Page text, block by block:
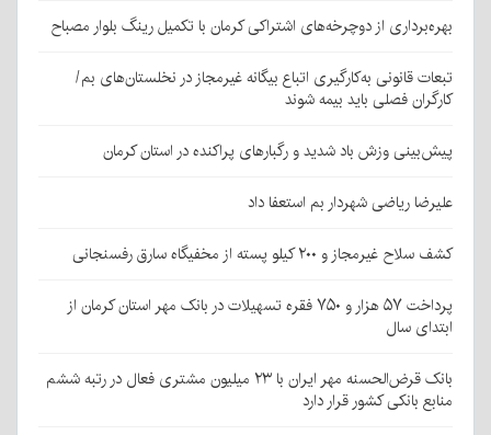
بهره‌برداری از دوچرخه‌های اشتراکی کرمان با تکمیل رینگ بلوار مصباح
تبعات قانونی به‌کارگیری اتباع بیگانه غیرمجاز در نخلستان‌های بم/
کارگران فصلی باید بیمه شوند
پیش‌بینی وزش باد شدید و رگبارهای پراکنده در استان کرمان
علیرضا ریاضی شهردار بم استعفا داد
کشف سلاح غیرمجاز و ۲۰۰ کیلو پسته از مخفیگاه سارق رفسنجانی
پرداخت ۵۷ هزار و ۷۵۰ فقره تسهیلات در بانک مهر استان کرمان از
ابتدای سال
بانک قرض‌الحسنه مهر ایران با ۲۳ میلیون مشتری فعال در رتبه ششم
منابع بانکی کشور قرار دارد